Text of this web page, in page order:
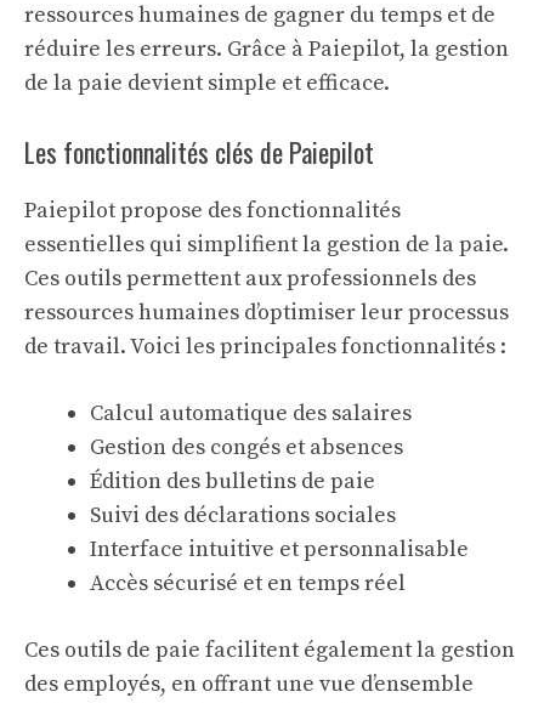
ressources humaines de gagner du temps et de
réduire les erreurs. Grâce à Paiepilot, la gestion
de la paie devient simple et efficace.
Les fonctionnalités clés de Paiepilot
Paiepilot propose des fonctionnalités
essentielles qui simplifient la gestion de la paie.
Ces outils permettent aux professionnels des
ressources humaines d’optimiser leur processus
de travail. Voici les principales fonctionnalités :
Calcul automatique des salaires
Gestion des congés et absences
Édition des bulletins de paie
Suivi des déclarations sociales
Interface intuitive et personnalisable
Accès sécurisé et en temps réel
Ces outils de paie facilitent également la gestion
des employés, en offrant une vue d’ensemble